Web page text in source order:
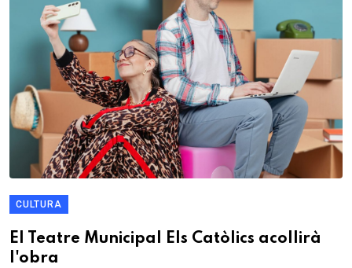
CULTURA
El Teatre Municipal Els Catòlics acollirà
l'obra